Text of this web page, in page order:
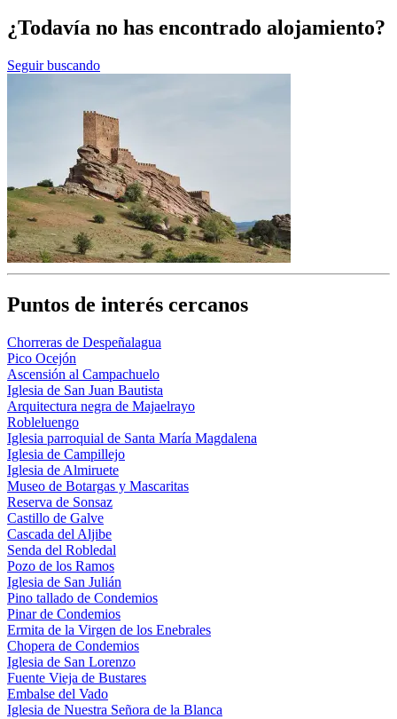
¿Todavía no has encontrado alojamiento?
Seguir buscando
Puntos de interés cercanos
Chorreras de Despeñalagua
Pico Ocejón
Ascensión al Campachuelo
Iglesia de San Juan Bautista
Arquitectura negra de Majaelrayo
Robleluengo
Iglesia parroquial de Santa María Magdalena
Iglesia de Campillejo
Iglesia de Almiruete
Museo de Botargas y Mascaritas
Reserva de Sonsaz
Castillo de Galve
Cascada del Aljibe
Senda del Robledal
Pozo de los Ramos
Iglesia de San Julián
Pino tallado de Condemios
Pinar de Condemios
Ermita de la Virgen de los Enebrales
Chopera de Condemios
Iglesia de San Lorenzo
Fuente Vieja de Bustares
Embalse del Vado
Iglesia de Nuestra Señora de la Blanca